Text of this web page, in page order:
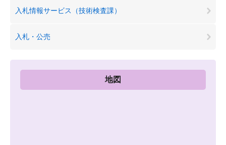
入札情報サービス（技術検査課）
入札・公売
地図